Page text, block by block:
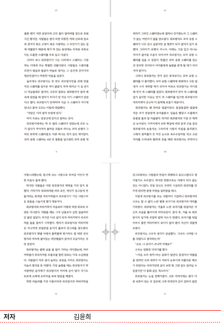
저자
김윤희